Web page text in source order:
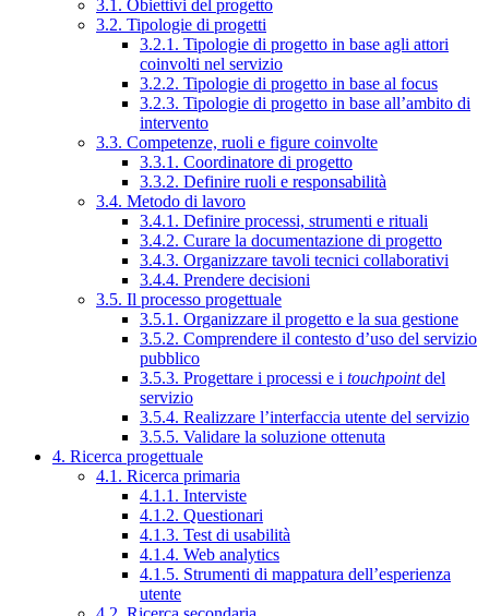
3.1. Obiettivi del progetto
3.2. Tipologie di progetti
3.2.1. Tipologie di progetto in base agli attori
coinvolti nel servizio
3.2.2. Tipologie di progetto in base al focus
3.2.3. Tipologie di progetto in base all’ambito di
intervento
3.3. Competenze, ruoli e figure coinvolte
3.3.1. Coordinatore di progetto
3.3.2. Definire ruoli e responsabilità
3.4. Metodo di lavoro
3.4.1. Definire processi, strumenti e rituali
3.4.2. Curare la documentazione di progetto
3.4.3. Organizzare tavoli tecnici collaborativi
3.4.4. Prendere decisioni
3.5. Il processo progettuale
3.5.1. Organizzare il progetto e la sua gestione
3.5.2. Comprendere il contesto d’uso del servizio
pubblico
3.5.3. Progettare i processi e i touchpointdel
servizio
3.5.4. Realizzare l’interfaccia utente del servizio
3.5.5. Validare la soluzione ottenuta
4. Ricerca progettuale
4.1. Ricerca primaria
4.1.1. Interviste
4.1.2. Questionari
4.1.3. Test di usabilità
4.1.4. Web analytics
4.1.5. Strumenti di mappatura dell’esperienza
utente